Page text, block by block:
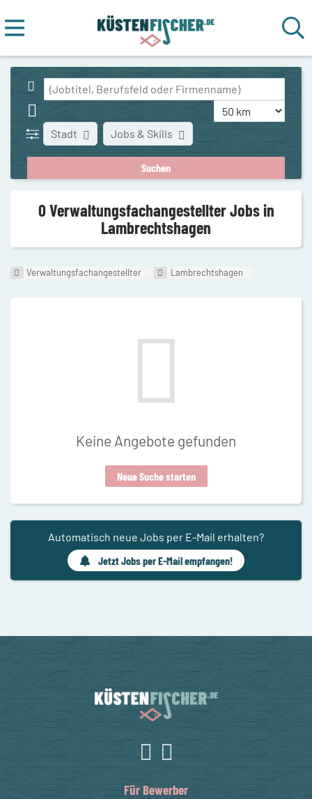
Stadt Jobs & Skills
0 Verwaltungsfachangestellter Jobs in
Lambrechtshagen
Verwaltungsfachangestellter Lambrechtshagen
Keine Angebote gefunden
Neue Suche starten
Automatisch neue Jobs per E-Mail erhalten?
Jetzt Jobs per E-Mail empfangen!
Für Bewerber